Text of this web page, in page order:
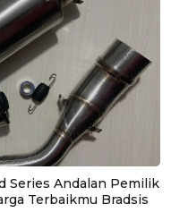
Series Andalan Pemilik
Terbaikmu Bradsis